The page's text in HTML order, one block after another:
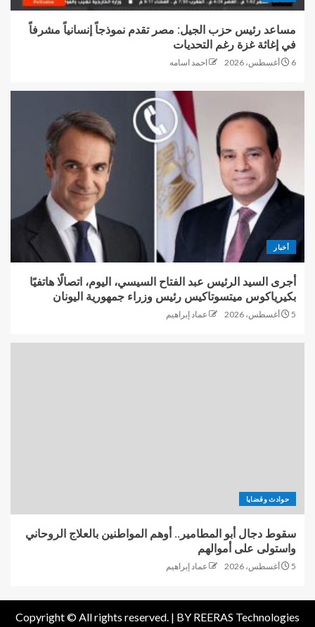
مساعد رئيس حزب الجيل: مصر تقدم نموذجاً إنسانياً مشرفاً
في إغاثة غزة رغم التحديات
6 أغسطس، 2026 احمد اسامه
أخبار
أجرى السيد الرئيس عبد الفتاح السيسي، اليوم، اتصالًا هاتفيًا
بكيرياكوس ميتسوتاكيس رئيس وزراء جمهورية اليونان
5 أغسطس، 2026 عماد إبراهيم
حوادث وقضايا
سقوط دجال أبو المطامير.. أوهم المواطنين بالعلاج الروحاني
واستولى على أموالهم
5 أغسطس، 2026 عماد إبراهيم
Copyright © All rights reserved. | BY REERAS Technologies